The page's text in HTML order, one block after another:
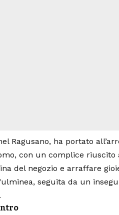
Ragusano, ha portato
con un complice riuscito
del negozio e arraffare
seguita da un